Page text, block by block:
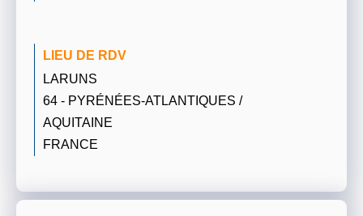
LIEU DE RDV
LARUNS
64 - PYRÉNÉES-ATLANTIQUES /
AQUITAINE
FRANCE